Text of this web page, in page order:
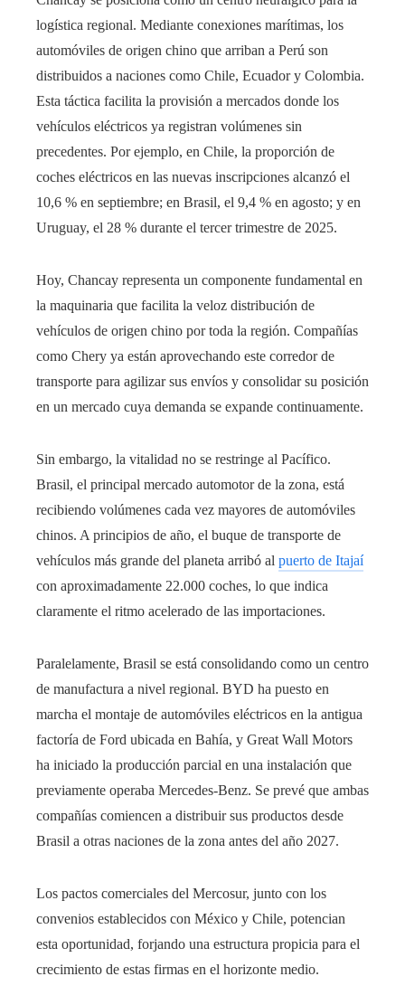
logística regional. Mediante conexiones marítimas, los
automóviles de origen chino que arriban a Perú son
distribuidos a naciones como Chile, Ecuador y Colombia.
Esta táctica facilita la provisión a mercados donde los
vehículos eléctricos ya registran volúmenes sin
precedentes. Por ejemplo, en Chile, la proporción de
coches eléctricos en las nuevas inscripciones alcanzó el
10,6 % en septiembre; en Brasil, el 9,4 % en agosto; y en
Uruguay, el 28 % durante el tercer trimestre de 2025.
Hoy, Chancay representa un componente fundamental en
la maquinaria que facilita la veloz distribución de
vehículos de origen chino por toda la región. Compañías
como Chery ya están aprovechando este corredor de
transporte para agilizar sus envíos y consolidar su posición
en un mercado cuya demanda se expande continuamente.
Sin embargo, la vitalidad no se restringe al Pacífico.
Brasil, el principal mercado automotor de la zona, está
recibiendo volúmenes cada vez mayores de automóviles
chinos. A principios de año, el buque de transporte de
vehículos más grande del planeta arribó al puerto de Itajaí
con aproximadamente 22.000 coches, lo que indica
claramente el ritmo acelerado de las importaciones.
Paralelamente, Brasil se está consolidando como un centro
de manufactura a nivel regional. BYD ha puesto en
marcha el montaje de automóviles eléctricos en la antigua
factoría de Ford ubicada en Bahía, y Great Wall Motors
ha iniciado la producción parcial en una instalación que
previamente operaba Mercedes-Benz. Se prevé que ambas
compañías comiencen a distribuir sus productos desde
Brasil a otras naciones de la zona antes del año 2027.
Los pactos comerciales del Mercosur, junto con los
convenios establecidos con México y Chile, potencian
esta oportunidad, forjando una estructura propicia para el
crecimiento de estas firmas en el horizonte medio.